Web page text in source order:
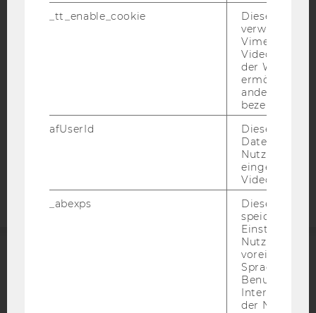
BARRIEREFREIHEITSERKLÄRUNG WEBSEITE
DATENSCHUTZERKLÄRUNG SOCIAL MEDIA
STUDIENBEWERBER*INNEN UND STUDIERENDE
COOKIE EINSTELLUNGEN
Barrierefreiheitserklärung
_tt_enable_cookie
Dieses
verwendet,
Vimeo-
der WU-
ermöglichen
andere nicht
bezeichnete
afUserId
Dieses
Daten von
Videos
_abexps
Dieses Cookie
speichert
Nutzer*in, zB.
Sprache,
der Nutzer*in